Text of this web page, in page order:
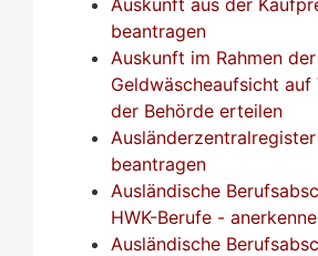
beantragen
Auskunft im Rahmen der
Geldwäscheaufsicht auf
der Behörde erteilen
beantragen
Ausländische
HWK-Berufe -
Ausländische